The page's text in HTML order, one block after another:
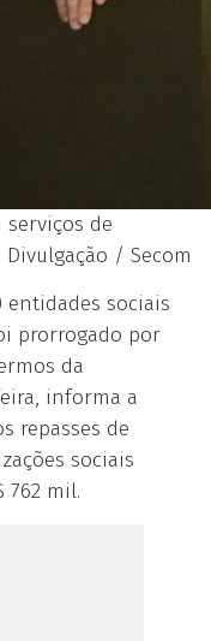
serviços de
/ Secom
sociais
prorrogado por
da
informa a
repasses de
sociais
762 mil.